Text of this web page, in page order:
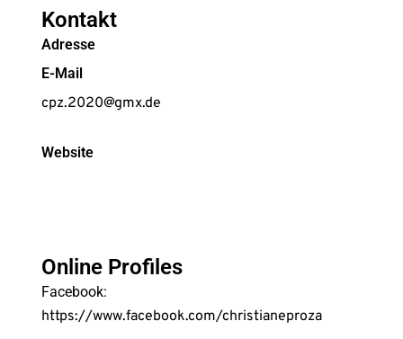
Kontakt
Adresse
E-Mail
cpz.2020@gmx.de
Website
Online Profiles
Facebook:
https://www.facebook.com/christianeproza